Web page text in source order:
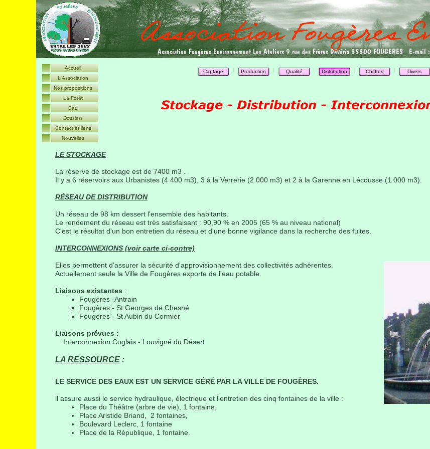
AssociationFougèresEnvironnement Les Ateliers 9 rue des Frères Dévéria 35300 FOUGERES E-mail :
Accueil
L'Association
Nos propositions
La Forêt
Eau
Dossiers
Contact et liens
Nouvelles
LE STOCKAGE
La réserve de stockage est de 7400 m3 .
Il y a 6 réservoirs aux Urbanistes (4 400 m3), 3 à la Verrerie (2 000 m3) et 2 à la Garenne en Lécousse (1 000 m3).
RÉSEAU DE DISTRIBUTION
Un réseau de 98 km dessert l'ensemble des habitants.
Le rendement du réseau est très satisfaisant : 90,90 % en 2005 (65 % au niveau national)
C'est le résultat d'un bon entretien du réseau et d'une bonne vigilance dans la recherche des fuites.
INTERCONNEXIONS (voir carte ci-contre)
Elles permettent d'assurer la sécurité d'approvisionnement des collectivités adhérentes.
Actuellement seule la Ville de Fougères exporte de l'eau potable.
Liaisons existantes :
Fougères -Antrain
Fougères - St Georges de Chesné
Fougères - St Aubin du Cormier
Liaisons prévues :
Interconnexion Coglais - Louvigné du Désert
LA RESSOURCE :
LE SERVICE DES EAUX EST UN SERVICE GÉRÉ PAR LA VILLE DE FOUGÈRES.
ll assure aussi le service hydraulique, électrique et l'entretien des cinq fontaines de la ville :
Place du Théâtre (arbre de vie), 1 fontaine,
Place Aristide Briand, 2 fontaines,
Boulevard Leclerc, 1 fontaine
Place de la République, 1 fontaine.
Captage Production Qualité Distribution Chiffres Divers